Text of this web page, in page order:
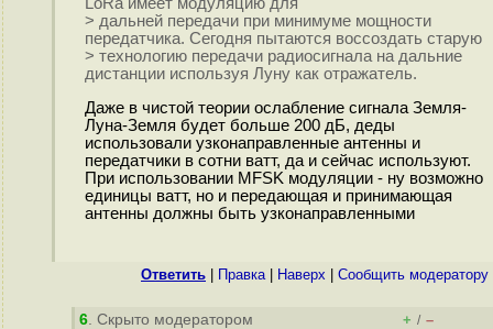
LoRa имеет модуляцию для
> дальней передачи при минимуме мощности
передатчика. Сегодня пытаются воссоздать старую
> технологию передачи радиосигнала на дальние
дистанции используя Луну как отражатель.
Даже в чистой теории ослабление сигнала Земля-
Луна-Земля будет больше 200 дБ, деды
использовали узконаправленные антенны и
передатчики в сотни ватт, да и сейчас используют.
При использовании MFSK модуляции - ну возможно
единицы ватт, но и передающая и принимающая
антенны должны быть узконаправленными
Ответить Правка| Наверх Cообщить модератору
6. Скрыто модератором + / –